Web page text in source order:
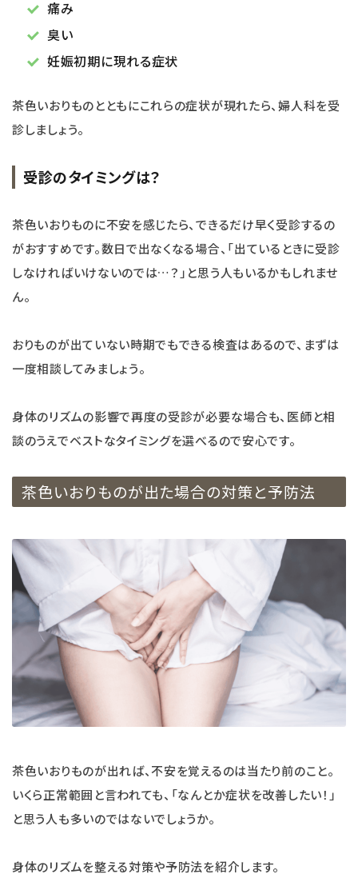
痛み
臭い
妊娠初期に現れる症状
茶色いおりものとともにこれらの症状が現れたら、婦人科を受
診しましょう。
受診のタイミングは？
茶色いおりものに不安を感じたら、できるだけ早く受診するの
がおすすめです。数日で出なくなる場合、「出ているときに受診
しなければいけないのでは…？」と思う人もいるかもしれませ
ん。
おりものが出ていない時期でもできる検査はあるので、まずは
一度相談してみましょう。
身体のリズムの影響で再度の受診が必要な場合も、医師と相
談のうえでベストなタイミングを選べるので安心です。
茶色いおりものが出た場合の対策と予防法
茶色いおりものが出れば、不安を覚えるのは当たり前のこと。
いくら正常範囲と言われても、「なんとか症状を改善したい！」
と思う人も多いのではないでしょうか。
身体のリズムを整える対策や予防法を紹介します。